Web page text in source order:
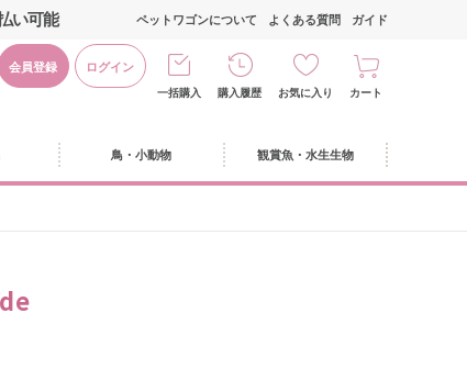
い可能
会員登録 ログイン
ペットワゴンについて よくある質問 ガイド
一括購入 購入履歴 お気に入り カート
鳥・小動物 観賞魚・水生生物